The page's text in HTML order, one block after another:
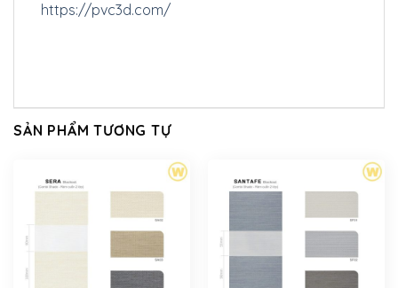
https://pvc3d.com/
SẢN PHẨM TƯƠNG TỰ